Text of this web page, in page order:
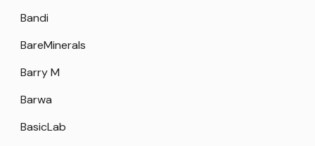
Bandi
BareMinerals
Barry M
Barwa
BasicLab